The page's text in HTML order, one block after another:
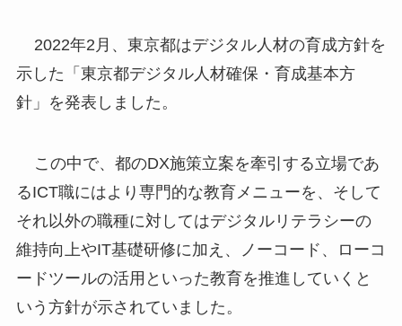
2022年2月、東京都はデジタル人材の育成方針を
示した「東京都デジタル人材確保・育成基本方
針」を発表しました。
この中で、都のDX施策立案を牽引する立場であ
るICT職にはより専門的な教育メニューを、そして
それ以外の職種に対してはデジタルリテラシーの
維持向上やIT基礎研修に加え、ノーコード、ローコ
ードツールの活用といった教育を推進していくと
いう方針が示されていました。